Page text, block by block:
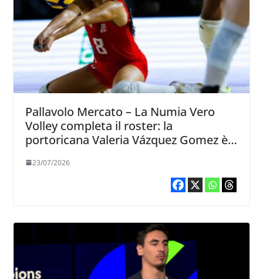
Pallavolo Mercato – La Numia Vero
Volley completa il roster: la
portoricana Valeria Vázquez Gomez è
23/07/2026